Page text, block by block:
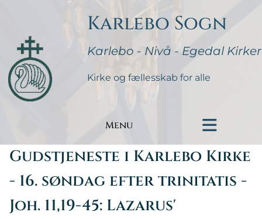
Karlebo Sogn
Karlebo - Nivå - Egedal Kirker
Kirke og fællesskab for alle
Menu
Gudstjeneste i Karlebo Kirke
- 16. søndag efter trinitatis -
Joh. 11,19-45: Lazarus'